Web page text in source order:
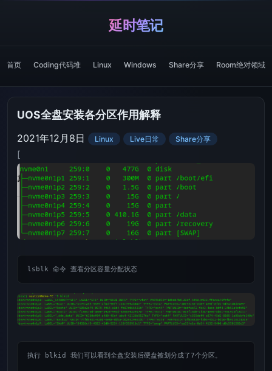
延时笔记
首页 Coding代码堆 Linux Windows Share分享 Room绝对领域
UOS全盘安装各分区作用解释
2021年12月8日 Linux Live日常 Share分享
[
lsblk 命令 查看分区容量分配状态
执行 blkid 我们可以看到全盘安装后硬盘被划分成了7个分区。